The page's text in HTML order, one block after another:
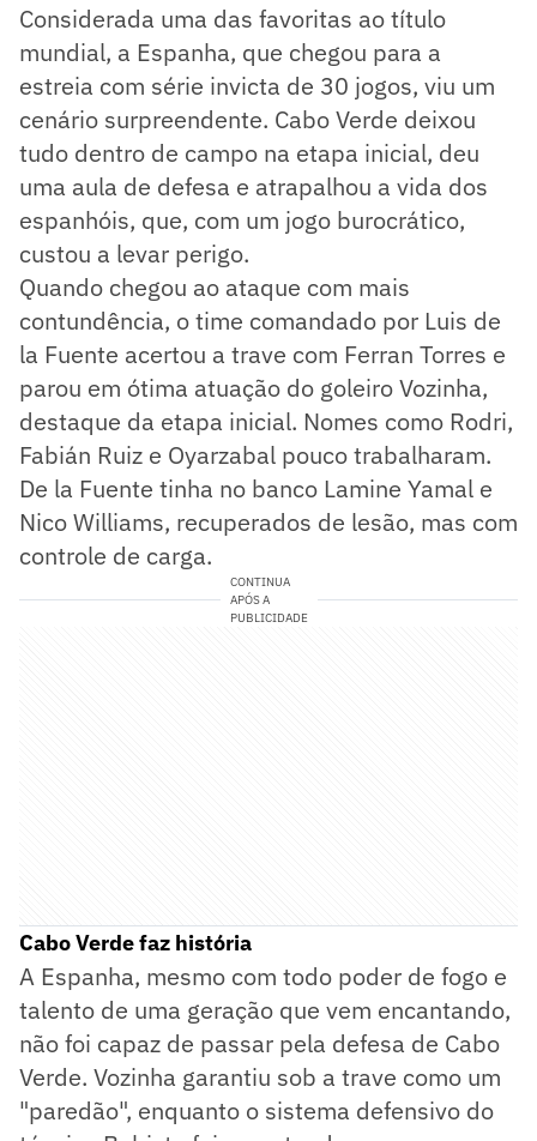
Considerada uma das favoritas ao título
mundial, a Espanha, que chegou para a
estreia com série invicta de 30 jogos, viu um
cenário surpreendente. Cabo Verde deixou
tudo dentro de campo na etapa inicial, deu
uma aula de defesa e atrapalhou a vida dos
espanhóis, que, com um jogo burocrático,
custou a levar perigo.
Quando chegou ao ataque com mais
contundência, o time comandado por Luis de
la Fuente acertou a trave com Ferran Torres e
parou em ótima atuação do goleiro Vozinha,
destaque da etapa inicial. Nomes como Rodri,
Fabián Ruiz e Oyarzabal pouco trabalharam.
De la Fuente tinha no banco Lamine Yamal e
Nico Williams, recuperados de lesão, mas com
controle de carga.
CONTINUA
APÓS A
PUBLICIDADE
Cabo Verde faz história
A Espanha, mesmo com todo poder de fogo e
talento de uma geração que vem encantando,
não foi capaz de passar pela defesa de Cabo
Verde. Vozinha garantiu sob a trave como um
"paredão", enquanto o sistema defensivo do